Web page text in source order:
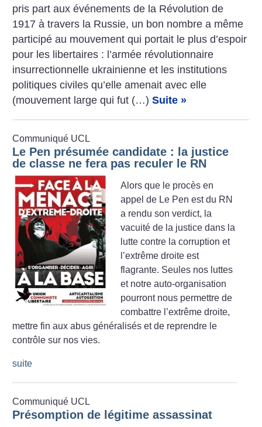
pris part aux événements de la Révolution de
1917 à travers la Russie, un bon nombre a même
participé au mouvement qui portait le plus d’espoir
pour les libertaires : l’armée révolutionnaire
insurrectionnelle ukrainienne et les institutions
politiques civiles qu’elle amenait avec elle
(mouvement large qui fut (…)Suite »
Communiqué UCL
Le Pen présumée candidate : la justice
de classe ne fera pas reculer le RN
Alors que le procès en
appel de Le Pen est du RN
a rendu son verdict, la
vacuité de la justice dans la
lutte contre la corruption et
l’extrême droite est
flagrante. Seules nos luttes
et notre auto-organisation
pourront nous permettre de
combattre l’extrême droite,
mettre fin aux abus généralisés et de reprendre le
contrôle sur nos vies.
suite
Communiqué UCL
Présomption de légitime assassinat